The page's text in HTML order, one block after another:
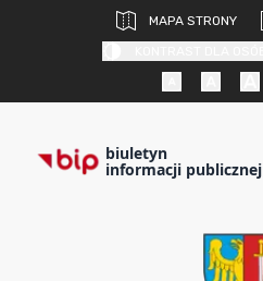
MAPA STRONY
biuletyn
informacji publicznej